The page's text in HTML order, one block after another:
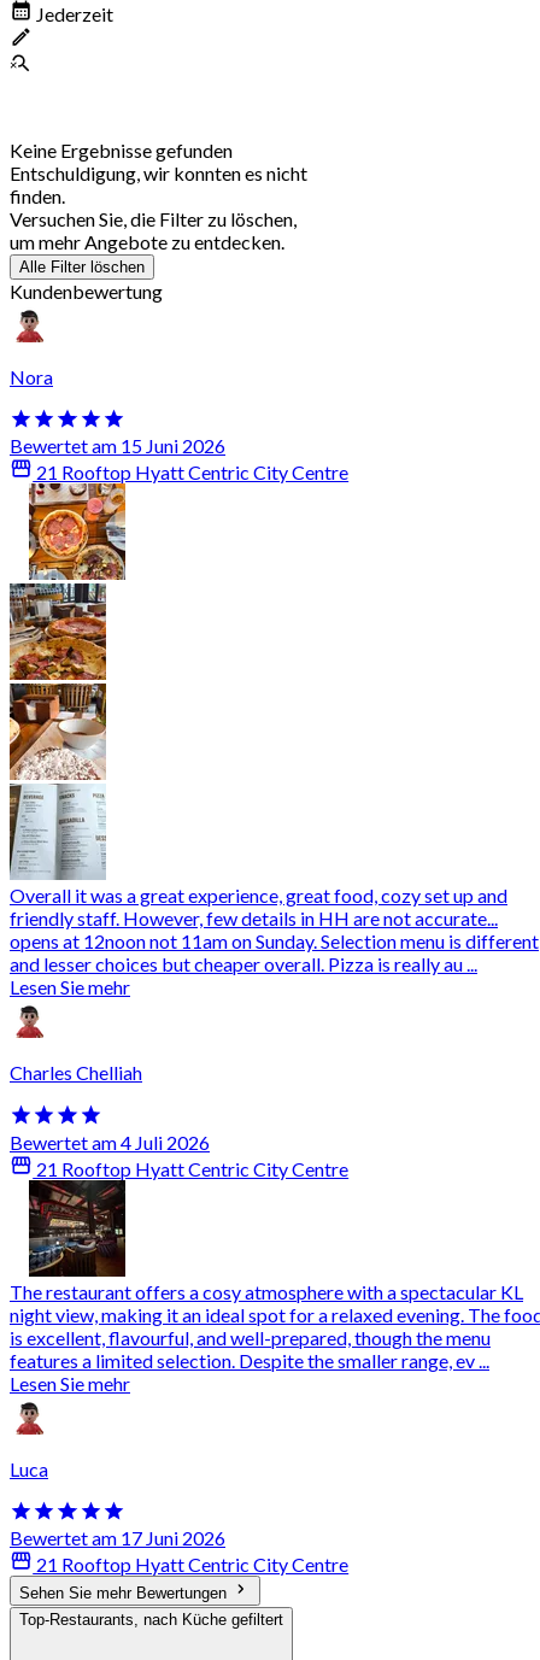
Jederzeit
Keine Ergebnisse gefunden
Entschuldigung, wir konnten es nicht
finden.
Versuchen Sie, die Filter zu löschen,
um mehr Angebote zu entdecken.
Alle Filter löschen
Kundenbewertung
Nora
Bewertet am 15 Juni 2026
21 Rooftop Hyatt Centric City Centre
Overall it was a great experience, great food, cozy set up and
friendly staff. However, few details in HH are not accurate...
opens at 12noon not 11am on Sunday. Selection menu is different
and lesser choices but cheaper overall. Pizza is really au ...
Lesen Sie mehr
Charles Chelliah
Bewertet am 4 Juli 2026
21 Rooftop Hyatt Centric City Centre
The restaurant offers a cosy atmosphere with a spectacular KL
night view, making it an ideal spot for a relaxed evening. The
is excellent, flavourful, and well-prepared, though the menu
features a limited selection. Despite the smaller range, ev ...
Lesen Sie mehr
Luca
Bewertet am 17 Juni 2026
21 Rooftop Hyatt Centric City Centre
Sehen Sie mehr Bewertungen
Top-Restaurants, nach Küche gefiltert